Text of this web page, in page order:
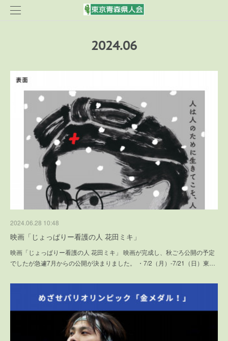
2024.06
2024.06.28 10:48
映画「じょっぱりー看護の人 花田ミキ」
映画「じょっぱりー看護の人 花田ミキ」 映画が完成し、秋ごろ公開の予定
でしたが急遽7月からの公開が決まりました。 ・7/2（月）-7/21（日）東…